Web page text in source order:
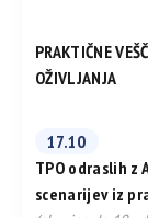
PRAKTIČNE
OŽIVLJANJA
17.10
TPO odraslih z
scenarijev iz